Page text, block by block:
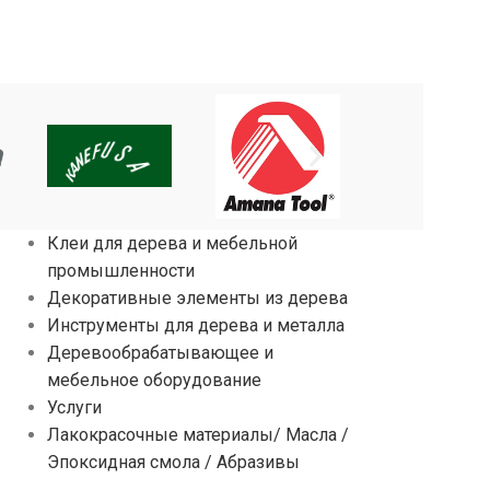
Клеи для дерева и мебельной
промышленности
Декоративные элементы из дерева
Инструменты для дерева и металла
Деревообрабатывающее и
мебельное оборудование
Услуги
Лакокрасочные материалы/ Масла /
Эпоксидная смола / Абразивы